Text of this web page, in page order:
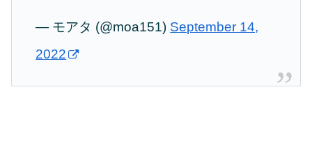
— モアタ (@moa151) September 14,
2022